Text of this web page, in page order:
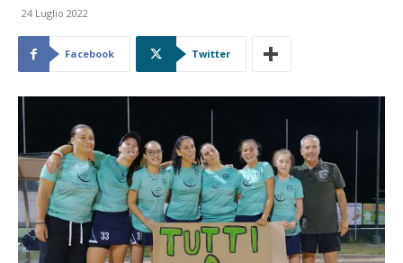
24 Luglio 2022
Facebook Twitter